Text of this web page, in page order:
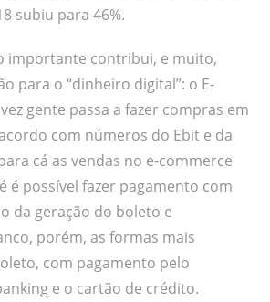
subiu para 46%.
importante contribui, e muito,
para o “dinheiro digital”: o E-
gente passa a fazer compras em
com números do Ebit e da
cá as vendas no e-commerce
é possível fazer pagamento com
da geração do boleto e
porém, as formas mais
com pagamento pelo
e o cartão de crédito.